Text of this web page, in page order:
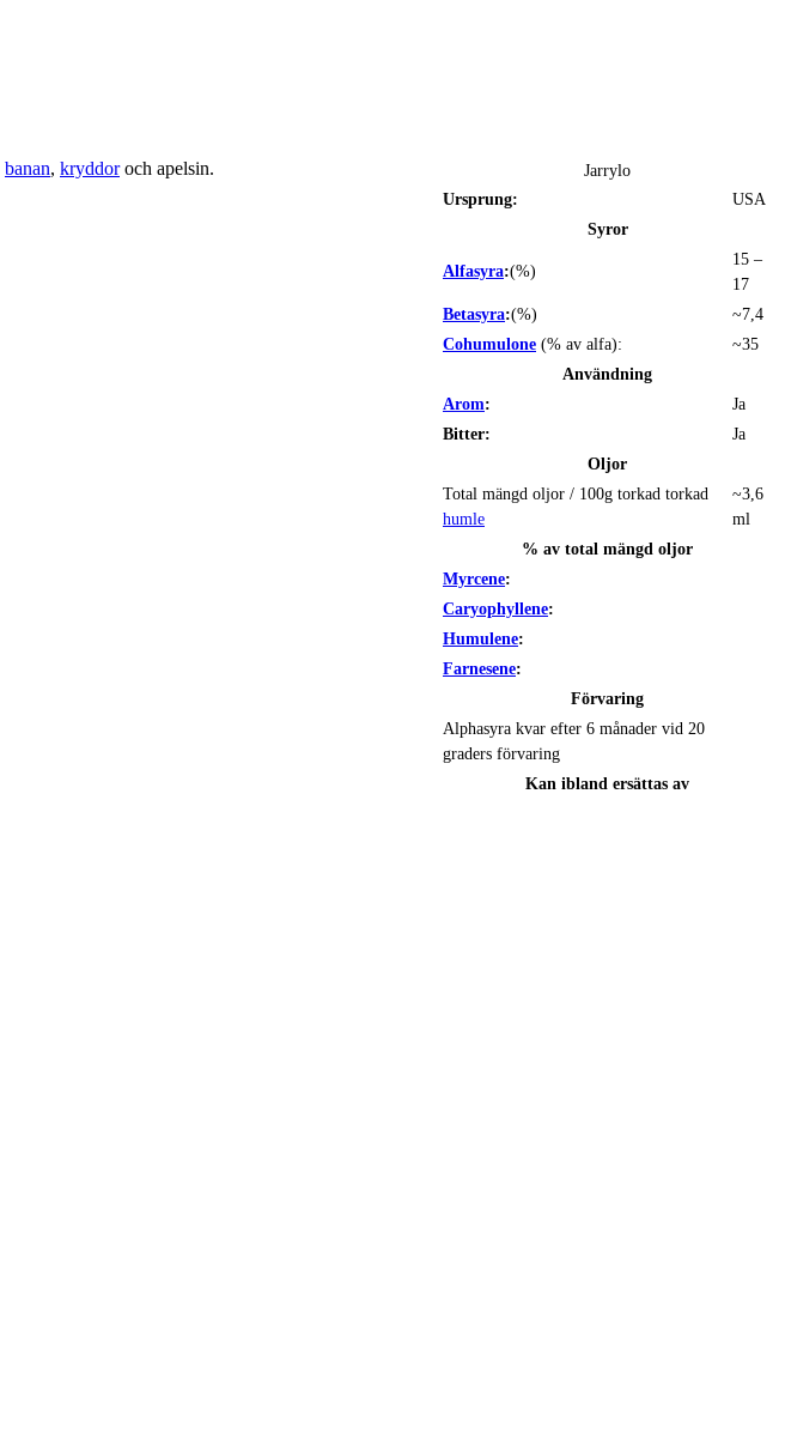
Jarrylo
Ursprung:
USA
Syror
Alfasyra:(%)
15 –
17
Betasyra:(%)
~7,4
Cohumulone (% av alfa):
~35
Användning
Arom:
Ja
Bitter:
Ja
Oljor
Total mängd oljor / 100g torkad torkad
humle
~3,6
ml
% av total mängd oljor
Myrcene:
Caryophyllene:
Humulene:
Farnesene:
Förvaring
Alphasyra kvar efter 6 månader vid 20
graders förvaring
Kan ibland ersättas av
banan, kryddoroch apelsin.